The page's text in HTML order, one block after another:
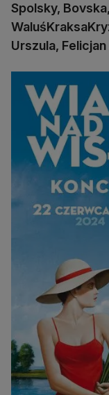
Spolsky,
Urszula,